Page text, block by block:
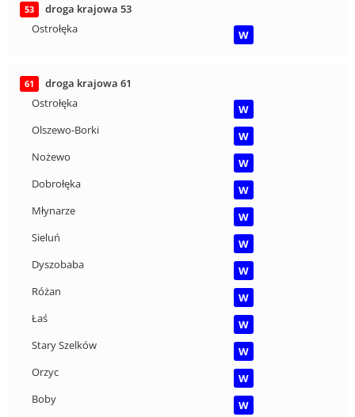
53
droga krajowa 53
Ostrołęka
W
61
droga krajowa 61
Ostrołęka
W
Olszewo-Borki
W
Nożewo
W
Dobrołęka
W
Młynarze
W
Sieluń
W
Dyszobaba
W
Różan
W
Łaś
W
Stary Szelków
W
Orzyc
W
Boby
W